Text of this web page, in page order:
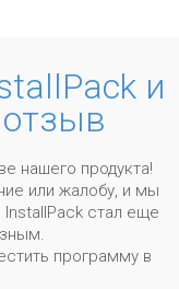
и
отзыв
нашего продукта!
или жалобу, и мы
стал еще
программу в